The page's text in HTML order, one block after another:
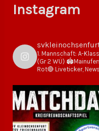
Instagram
1. Mannschaft: A-
(Gr 2 WÜ)
Rot🔴 Liveticker,